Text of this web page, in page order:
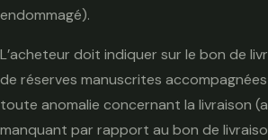
endommagé).
L’acheteur doit indiquer sur le bon de
de réserves manuscrites
toute anomalie concernant la livraison
manquant par rapport au bon de